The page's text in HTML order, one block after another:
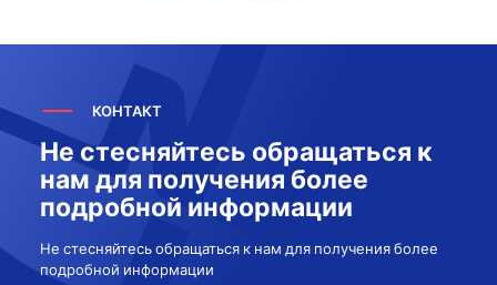
КОНТАКТ
Не стесняйтесь обращаться к
нам для получения более
подробной информации
Не стесняйтесь обращаться к нам для получения более
подробной информации